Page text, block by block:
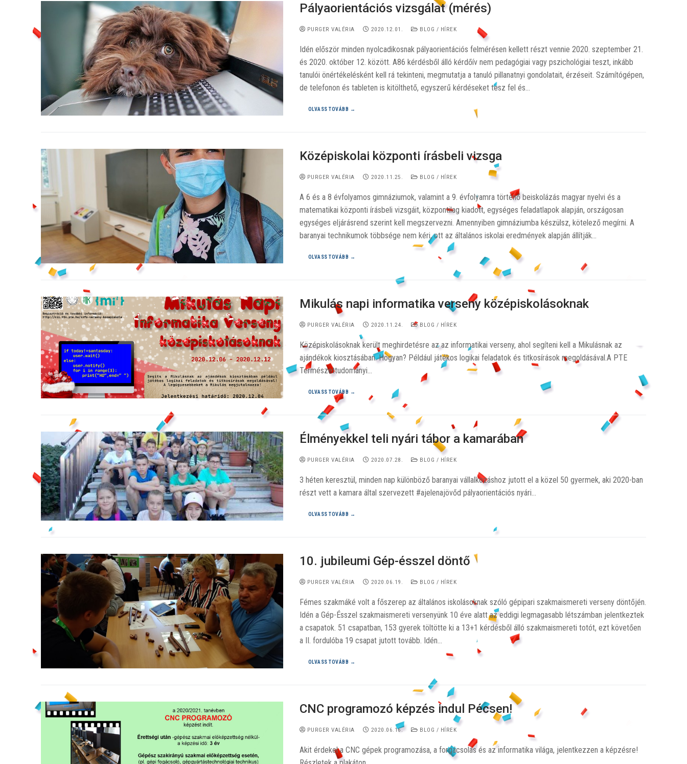
Pályaorientációs vizsgálat (mérés)
PURGER VALÉRIA 2020.12.01. BLOG / HÍREK
Idén először minden nyolcadikosnak pályaorientációs felmérésen kellett részt vennie 2020. szeptember 21.
és 2020. október 12. között. A86 kérdésből álló kérdőív nem pedagógiai vagy pszichológiai teszt, inkább
tanulói önértékelésként kell rá tekinteni, megmutatja a tanuló pillanatnyi gondolatait, érzéseit. Számítógépen,
de telefonon és tableten is kitölthető, egyszerű kérdéseket tesz fel és…
OLVASS TOVÁBB →
Középiskolai központi írásbeli vizsga
PURGER VALÉRIA 2020.11.25. BLOG / HÍREK
A 6 és a 8 évfolyamos gimnáziumok, valamint a 9. évfolyamra történő beiskolázás magyar nyelvi és a
matematikai központi írásbeli vizsgáit, központilag kiadott, egységes feladatlapok alapján, országosan
egységes eljárásrend szerint kell megszervezni. Amennyiben gimnáziumba készülsz, kötelező megírni. A
baranyai technikumok többsége nem kéri, ott az általános iskolai eredmények alapján állítják…
OLVASS TOVÁBB →
Mikulás napi informatika verseny középiskolásoknak
PURGER VALÉRIA 2020.11.24. BLOG / HÍREK
Középiskolásoknak került meghirdetésre az az informatikai verseny, ahol segíteni kell a Mikulásnak az
ajándékok kiosztásában. Hogyan? Például játékos logikai feladatok és titkosírások megoldásával.A PTE
Természettudományi…
OLVASS TOVÁBB →
Élményekkel teli nyári tábor a kamarában
PURGER VALÉRIA 2020.07.28. BLOG / HÍREK
3 héten keresztül, minden nap különböző baranyai vállalkozáshoz jutott el a közel 50 gyermek, aki 2020-ban
részt vett a kamara által szervezett #ajelenajövőd pályaorientációs nyári…
OLVASS TOVÁBB →
10. jubileumi Gép-ésszel döntő
PURGER VALÉRIA 2020.06.19. BLOG / HÍREK
Fémes szakmáké volt a főszerep az általános iskolásoknak szóló gépipari szakmaismereti verseny döntőjén.
Idén a Gép-Ésszel szakmaismereti versenyünk 10 éve alatt az eddigi legmagasabb létszámban jelentkeztek
a csapatok. 51 csapatban, 153 gyerek töltötte ki a 13+1 kérdésből álló szakmaismereti totót, ezt követően
a II. fordulóba 19 csapat jutott tovább. Idén…
OLVASS TOVÁBB →
CNC programozó képzés indul Pécsen!
PURGER VALÉRIA 2020.06.16. BLOG / HÍREK
Akit érdekel a CNC gépek programozása, a forgácsolás és az informatika világa, jelentkezzen a képzésre!